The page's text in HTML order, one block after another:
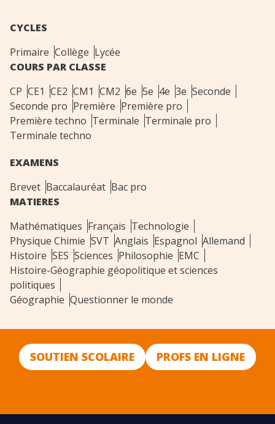
CYCLES
Primaire Collège Lycée
COURS PAR CLASSE
CP CE1 CE2 CM1 CM2 6e 5e 4e 3e Seconde
Seconde pro Première Première pro
Première techno Terminale Terminale pro
Terminale techno
EXAMENS
Brevet Baccalauréat Bac pro
MATIERES
Mathématiques Français Technologie
Physique Chimie SVT Anglais Espagnol Allemand
Histoire SES Sciences Philosophie EMC
Histoire-Géographie géopolitique et sciences
politiques
Géographie Questionner le monde
SOUTIEN SCOLAIRE PROFS EN LIGNE